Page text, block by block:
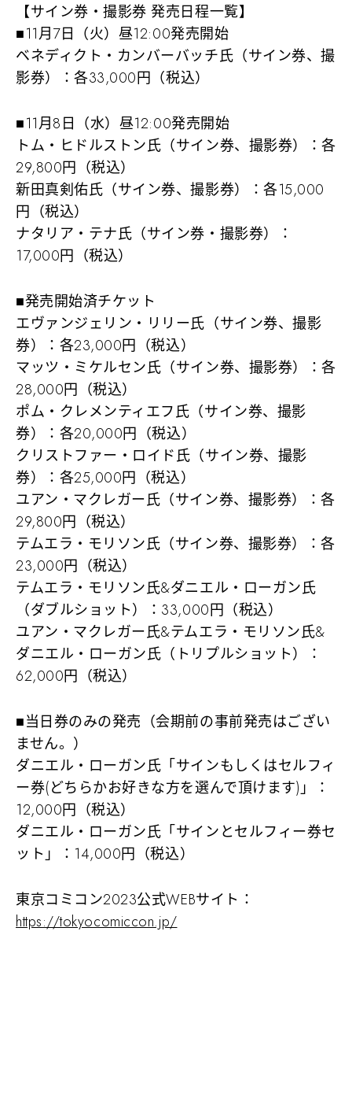
【サイン券・撮影券 発売日程一覧】
■11月7日（火）昼12:00発売開始
ベネディクト・カンバーバッチ氏（サイン券、撮
影券）：各33,000円（税込）
■11月8日（水）昼12:00発売開始
トム・ヒドルストン氏（サイン券、撮影券）：各
29,800円（税込）
新田真剣佑氏（サイン券、撮影券）：各15,000
円（税込）
ナタリア・テナ氏（サイン券・撮影券）：
17,000円（税込）
■発売開始済チケット
エヴァンジェリン・リリー氏（サイン券、撮影
券）：各23,000円（税込）
マッツ・ミケルセン氏（サイン券、撮影券）：各
28,000円（税込）
ポム・クレメンティエフ氏（サイン券、撮影
券）：各20,000円（税込）
クリストファー・ロイド氏（サイン券、撮影
券）：各25,000円（税込）
ユアン・マクレガー氏（サイン券、撮影券）：各
29,800円（税込）
テムエラ・モリソン氏（サイン券、撮影券）：各
23,000円（税込）
テムエラ・モリソン氏&ダニエル・ローガン氏
（ダブルショット）：33,000円（税込）
ユアン・マクレガー氏&テムエラ・モリソン氏&
ダニエル・ローガン氏（トリプルショット）：
62,000円（税込）
■当日券のみの発売（会期前の事前発売はござい
ません。）
ダニエル・ローガン氏「サインもしくはセルフィ
ー券(どちらかお好きな方を選んで頂けます)」：
12,000円（税込）
ダニエル・ローガン氏「サインとセルフィー券セ
ット」：14,000円（税込）
東京コミコン2023公式WEBサイト：
https://tokyocomiccon.jp/